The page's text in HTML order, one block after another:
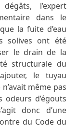
l’expert
dans le
la fuite d’eau
solives ont été
le drain de la
structurale du
le tuyau
même pas
d’égouts
donc d’une
du Code du